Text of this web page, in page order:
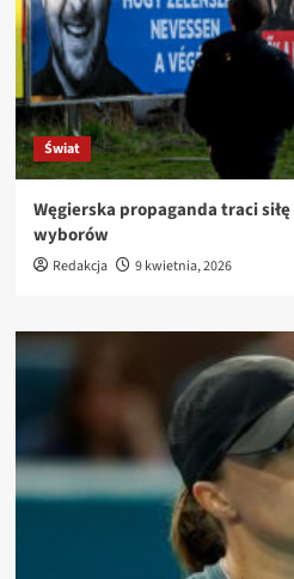
Świat
Węgierska propaganda traci
wyborów
Redakcja 9 kwietnia, 2026